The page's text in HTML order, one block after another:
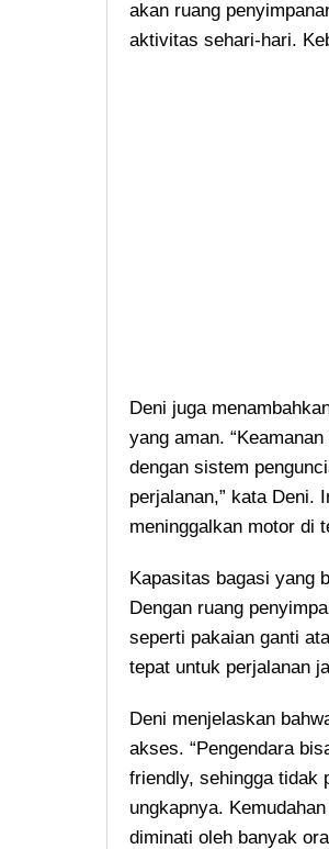
akan ruang
aktivitas sehari-hari.
Deni juga
yang aman.
dengan sistem
perjalanan,” kata Deni.
meninggalkan motor di
Kapasitas bagasi yang
Dengan ruang
seperti pakaian ganti
tepat untuk perjalanan
Deni menjelaskan
akses. “Pengendara
friendly, sehingga tidak
ungkapnya.
diminati oleh banyak